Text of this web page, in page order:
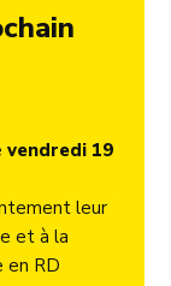
vendredi 19
leur
et à la
en RD